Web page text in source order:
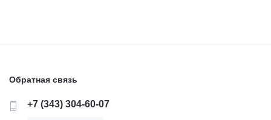
МАТЕРИАЛЫ И ПРИНАДЛЕЖНОСТИ ДЛЯ
Обратная связь
+7 (343) 304-60-07